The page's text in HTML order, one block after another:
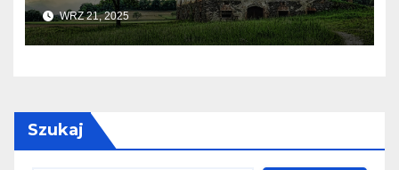
WRZ 21, 2025
Szukaj